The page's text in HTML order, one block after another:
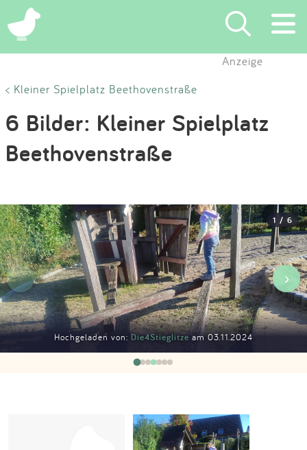
×
Suchen
Eintragen
App
Blog
Partner
Kontakt
Impressum
Anmelden
Anzeige
< Kleiner Spielplatz Beethovenstraße
6 Bilder: Kleiner Spielplatz
Beethovenstraße
Hochgeladen von: Die4Stieglitzeam 03.11.2024
1 / 6
‹ ›